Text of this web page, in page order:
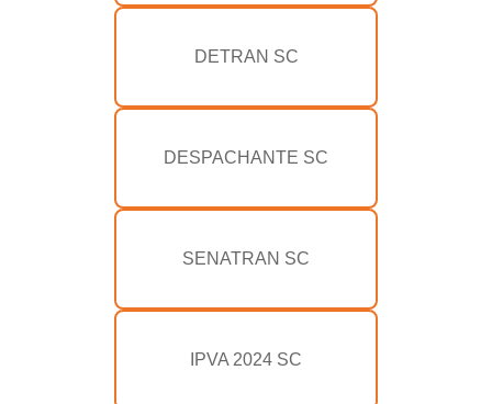
DETRAN SC
DESPACHANTE SC
SENATRAN SC
IPVA 2024 SC